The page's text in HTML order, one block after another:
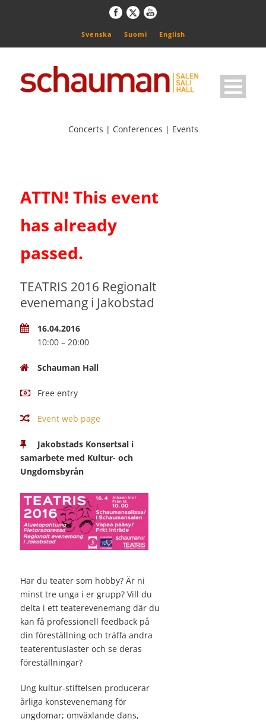
Svenska Suomi English
Concerts | Conferences | Events
ATTN! This event
has already
passed.
TEATRIS 2016 Regionalt
evenemang i Jakobstad
16.04.2016
10:00 – 20:00
Schauman Hall
Free entry
Event web page
Jakobstads Konsertsal i
samarbete med Kultur- och
Ungdomsbyrån
Har du teater som hobby? Är ni
minst tre unga i er grupp? Vill du
delta i ett teaterevenemang där du
kan få professionell feedback på
din föreställning och träffa andra
teaterentusiaster och se deras
föreställningar?
Ung kultur-stiftelsen producerar
årliga konstevenemang för
ungdomar; omväxlande dans,